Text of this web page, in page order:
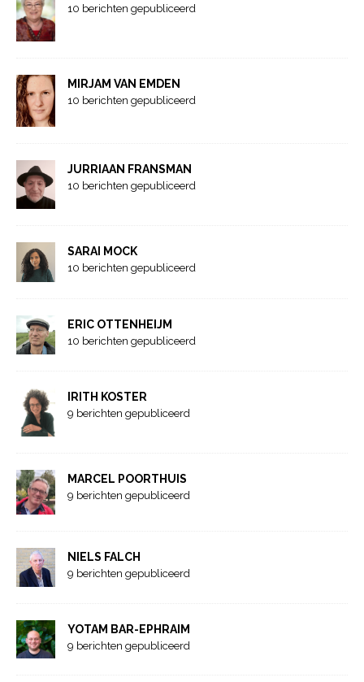
10 berichten gepubliceerd
MIRJAM VAN EMDEN
10 berichten gepubliceerd
JURRIAAN FRANSMAN
10 berichten gepubliceerd
SARAI MOCK
10 berichten gepubliceerd
ERIC OTTENHEIJM
10 berichten gepubliceerd
IRITH KOSTER
9 berichten gepubliceerd
MARCEL POORTHUIS
9 berichten gepubliceerd
NIELS FALCH
9 berichten gepubliceerd
YOTAM BAR-EPHRAIM
9 berichten gepubliceerd